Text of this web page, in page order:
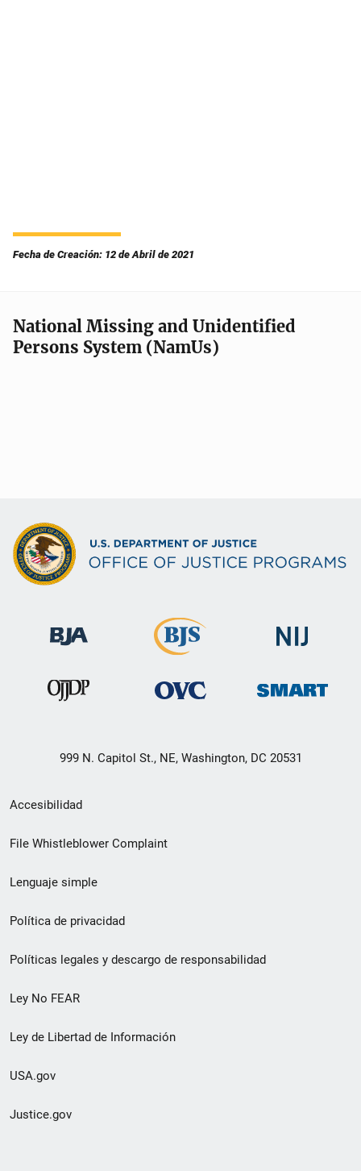
Fecha de Creación: 12 de Abril de 2021
National Missing and Unidentified
Persons System (NamUs)
999 N. Capitol St., NE, Washington, DC 20531
Menú
de
de
pie
de
página
Accesibilidad
File Whistleblower Complaint
Lenguaje simple
Política de privacidad
Políticas legales y descargo de responsabilidad
Ley No FEAR
Ley de Libertad de Información
USA.gov
Justice.gov